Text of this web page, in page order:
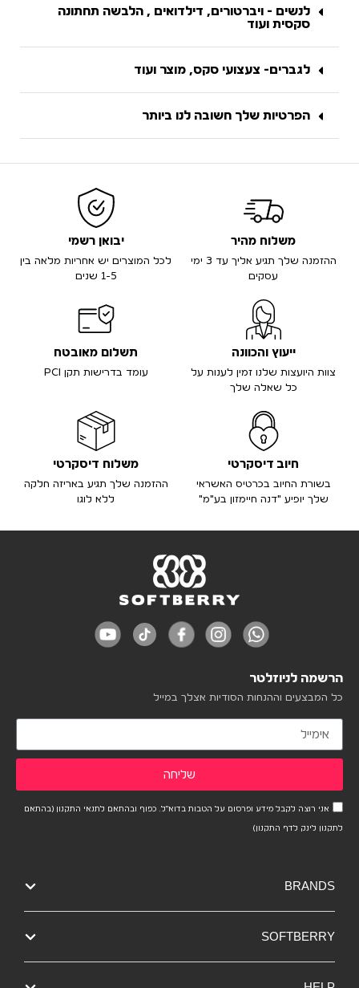
לנשים - ויברטורים, דילדואים , הלבשה תחתונה
סקסית ועוד
לגברים- צעצועי סקס, מוצר ועוד
הפרטיות שלך חשובה לנו ביותר
משלוח מהיר
ההזמנה שלך תגיע אליך עד 3 ימי
עסקים
יבואן רשמי
לכל המוצרים יש אחריות מלאה בין
1-5 שנים
ייעוץ והכוונה
צוות היועצות שלנו זמין לענות על
כל שאלה שלך
תשלום מאובטח
עומד בדרישות תקן PCI
חיוב דיסקרטי
בשורת החיוב בכרטיס האשראי
שלך יופיע "דנה חיימזון בע"מ"
משלוח דיסקרטי
ההזמנה שלך תגיע באריזה חלקה
ללא לוגו
הרשמה לניוזלטר
כל המבצעים וההנחות הסודיות אצלך במייל
אני רוצה לקבל מידע ופרסום על הטבות בדוא"ל. כפוף ובהתאם לתנאי התקנון (בהתאם
לתקנון לינק לדף התקנון)
שליחה
BRANDS
SOFTBERRY